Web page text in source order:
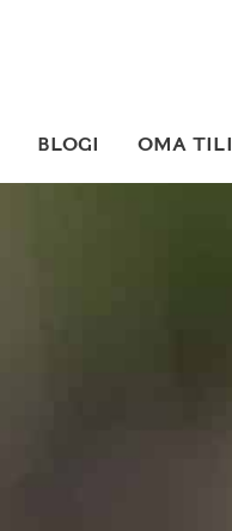
BLOGI OMA TILI